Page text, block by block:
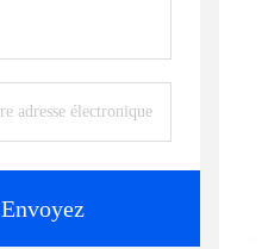
Envoyez